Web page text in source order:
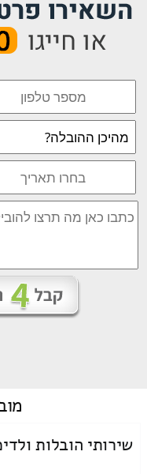
שירותי הובלות